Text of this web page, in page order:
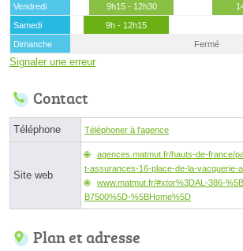
Vendredi
9h15 - 12h30
Samedi
9h - 12h15
Dimanche
Fermé
Signaler une erreur
Contact
Téléphone Téléphoner à l'agence
Site web
agences.matmut.fr/hauts-de-france/
t-assurances-16-place-de-la-vacquerie-
www.matmut.fr/#xtor%3DAL-386-
B7500%5D-%5BHome%5D
Plan et adresse